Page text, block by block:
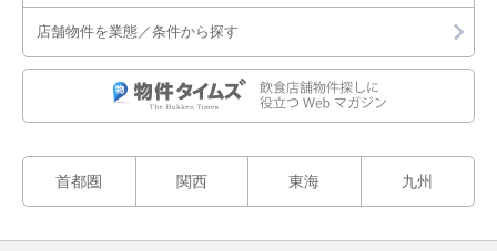
堺市北区
店舗物件を業態／条件から探す
首都圏 関西 東海 九州